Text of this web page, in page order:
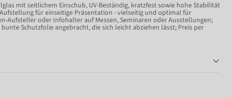
mit seitlichem Einschub, UV-Beständig, kratzfest sowie hohe Stabilität
für einseitige Präsentation - vielseitig und optimal für
Aufsteller oder Infohalter auf Messen, Seminaren oder Ausstellungen;
Schutzfolie angebracht, die sich leicht abziehen lässt; Preis per